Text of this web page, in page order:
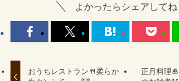
よかったらシェアしてね
おうちレストラン🍴柔らか
正月料理